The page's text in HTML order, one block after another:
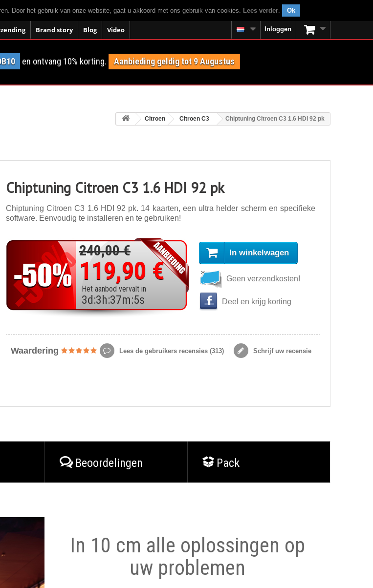
Door het gebruik van onze website, gaat u akkoord met ons gebruik van cookies. Lees verder. Ok
Brand story Blog Video Inloggen
en ontvang 10% korting. Aanbieding geldig tot 9 Augustus
Citroen Citroen C3 Chiptuning Citroen C3 1.6 HDI 92 pk
Chiptuning Citroen C3 1.6 HDI 92 pk
Chiptuning Citroen C3 1.6 HDI 92 pk. 14 kaarten, een ultra helder scherm en specifieke
software. Eenvoudig te installeren en te gebruiken!
240,00 €
119,90 €
Het aanbod vervalt in
3d :3 h:37m:4s
In winkelwagen
Geen verzendkosten!
Deel en krijg korting
Waardering Lees de gebruikers recensies (313) Schrijf uw recensie
Beoordelingen Pack
In 10 cm alle oplossingen op
uw problemen